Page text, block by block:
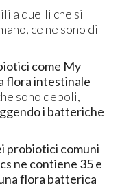
a quelli che si
ce ne sono di
come My
flora intestinale
sono deboli,
i batteriche
probiotici comuni
ne contiene 35 e
flora batterica